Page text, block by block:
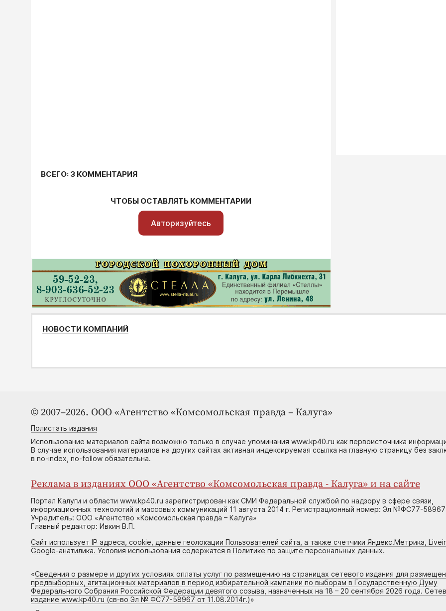
ВСЕГО: 3 КОММЕНТАРИЯ
ЧТОБЫ ОСТАВЛЯТЬ КОММЕНТАРИИ
Авторизуйтесь
НОВОСТИ КОМПАНИЙ
© 2007–2026. ООО «Агентство «Комсомольская правда – Калуга»
Полистать издания
Использование материалов сайта возможно только в случае упоминания www.kp40.ru как первоисточника
В случае использования материалов на других сайтах активная индексируемая ссылка на главную страницу без
в no-index, no-follow обязательна.
Реклама в изданиях ООО «Агентство «Комсомольская правда - Калуга» и на сайте
Портал Калуги и области www.kp40.ru зарегистрирован как СМИ Федеральной службой по надзору в сфере связи,
информационных технологий и массовых коммуникаций 11 августа 2014 г. Регистрационный номер: Эл №ФС77-58967
Учредитель: ООО «Агентство «Комсомольская правда – Калуга»
Главный редактор: Ивкин В.П.
Сайт использует IP адреса, cookie, данные геолокации Пользователей сайта, а также счетчики Яндекс.Метрика,
Google-анатилика. Условия использования содержатся в Политике по защите персональных данных.
«Сведения о размере и других условиях оплаты услуг по размещению на страницах сетевого издания для
предвыборных, агитационных материалов в период избирательной кампании по выборам в Государственную Думу
Федерального Собрания Российской Федерации девятого созыва, назначенных на 18 – 20 сентября 2026 года.
издание www.kp40.ru (св-во Эл № ФС77-58967 от 11.08.2014г.)»